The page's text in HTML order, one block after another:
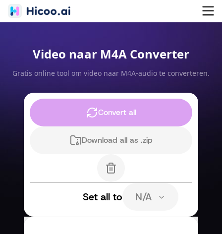
Video naar M4A Converter
Gratis online tool om video naar M4A-audio te converteren.